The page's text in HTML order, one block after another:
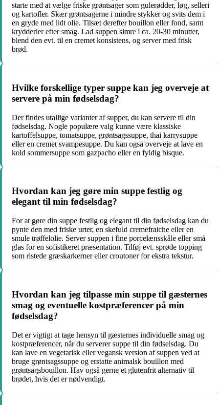
starte med at vælge friske grøntsager som gulerødder, løg, selleri
og kartofler. Skær grøntsagerne i mindre stykker og svits dem i
en gryde med lidt olie. Tilsæt derefter bouillon eller fond, samt
krydderier efter smag. Lad suppen simre i ca. 20-30 minutter,
blend den evt. til en cremet konsistens, og server med frisk
brød.
Hvilke forskellige typer suppe kan jeg overveje at
servere på min fødselsdag?
Der findes utallige varianter af supper, du kan servere til din
fødselsdag. Nogle populære valg kunne være klassiske
kartoffelsuppe, tomatsuppe, grøntsagssuppe, thai karrysuppe
eller en cremet svampesuppe. Du kan også overveje at lave en
kold sommersuppe som gazpacho eller en fyldig bisque.
Hvordan kan jeg gøre min suppe festlig og
elegant til min fødselsdag?
For at gøre din suppe festlig og elegant til din fødselsdag kan du
pynte den med friske urter, en skefuld cremefraiche eller en
smule trøffelolie. Server suppen i fine porcelænsskåle eller små
glas for en sofistikeret præsentation. Tilføj evt. sprøde topping
som ristede græskarkerner eller croutoner for ekstra tekstur.
Hvordan kan jeg tilpasse min suppe til gæsternes
smag og eventuelle kostpræferencer på min
fødselsdag?
Det er vigtigt at tage hensyn til gæsternes individuelle smag og
kostpræferencer, når du serverer suppe til din fødselsdag. Du
kan lave en vegetarisk eller vegansk version af suppen ved at
bruge grøntsagssuppe og erstatte animalsk bouillon med
grøntsagsbouillon. Hav også gerne et glutenfrit alternativ til
brødet, hvis det er nødvendigt.